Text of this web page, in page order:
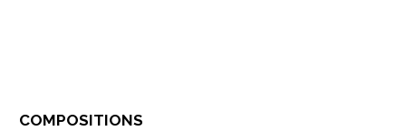
compositions